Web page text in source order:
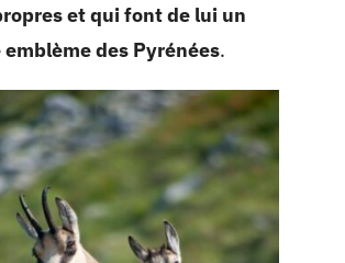
et qui font de lui un
des Pyrénées.